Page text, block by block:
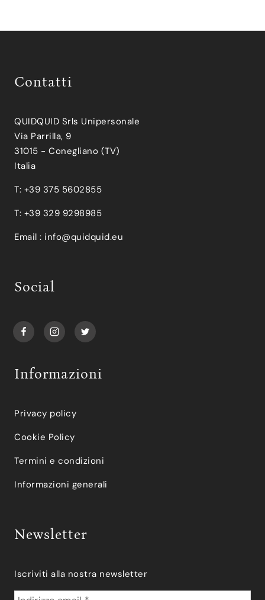
Contatti
QUIDQUID Srls Unipersonale
Via Parrilla, 9
31015 - Conegliano (TV)
Italia
T: +39 375 5602855
T: +39 329 9298985
Email : info@quidquid.eu
Social
Informazioni
Privacy policy
Cookie Policy
Termini e condizioni
Informazioni generali
Newsletter
Iscriviti alla nostra newsletter